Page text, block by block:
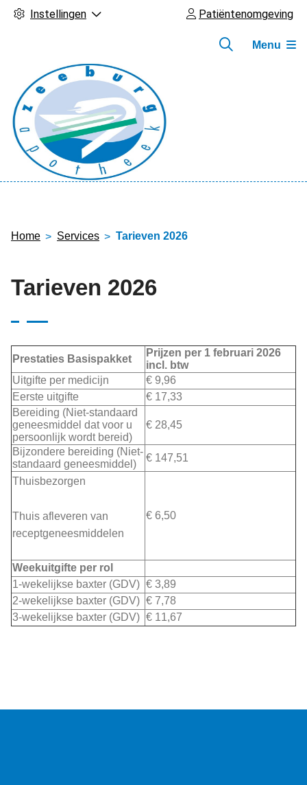
Instellingen Patiëntenomgeving
Menu
Home Services Tarieven 2026
Tarieven 2026
Prestaties Basispakket
Prijzen per 1 februari 2026
incl. btw
Uitgifte per medicijn
€ 9,96
Eerste uitgifte
€ 17,33
Bereiding (Niet-standaard
geneesmiddel dat voor u
persoonlijk wordt bereid)
€ 28,45
Bijzondere bereiding (Niet-
standaard geneesmiddel)
€ 147,51
Thuisbezorgen
Thuis afleveren van
receptgeneesmiddelen
€ 6,50
Weekuitgifte per rol
1-wekelijkse baxter (GDV) € 3,89
2-wekelijkse baxter (GDV) € 7,78
3-wekelijkse baxter (GDV) € 11,67